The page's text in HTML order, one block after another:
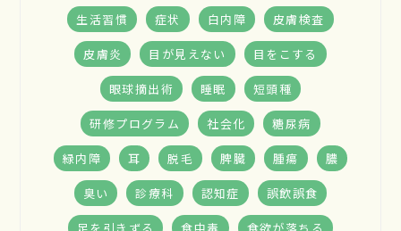
生活習慣 症状 白内障 皮膚検査
皮膚炎 目が見えない 目をこする
眼球摘出術 睡眠 短頭種
研修プログラム 社会化 糖尿病
緑内障 耳 脱毛 脾臓 腫瘍 膿
臭い 診療科 認知症 誤飲誤食